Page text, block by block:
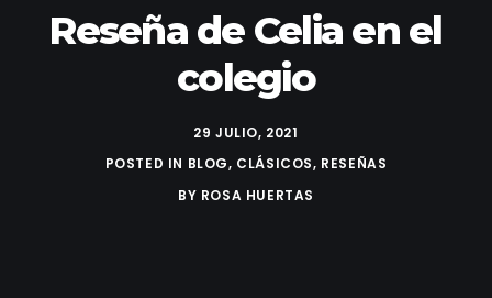
Reseña de Celia en el
colegio
29 JULIO, 2021
POSTED IN BLOG, CLÁSICOS, RESEÑAS
BY ROSA HUERTAS